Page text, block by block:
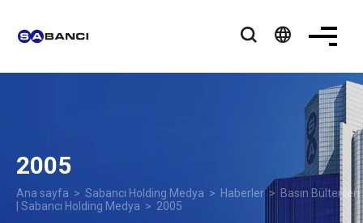
language
2005
Ana sayfa > Sabancı Holding Medya > Haberler> Basın Bültenleri
| Sabancı Holding Medya > 2005